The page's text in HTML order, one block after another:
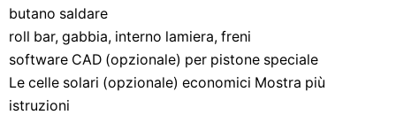
butano saldare
roll bar, gabbia, interno lamiera, freni
software CAD (opzionale) per pistone speciale
Le celle solari (opzionale) economici Mostra più
istruzioni